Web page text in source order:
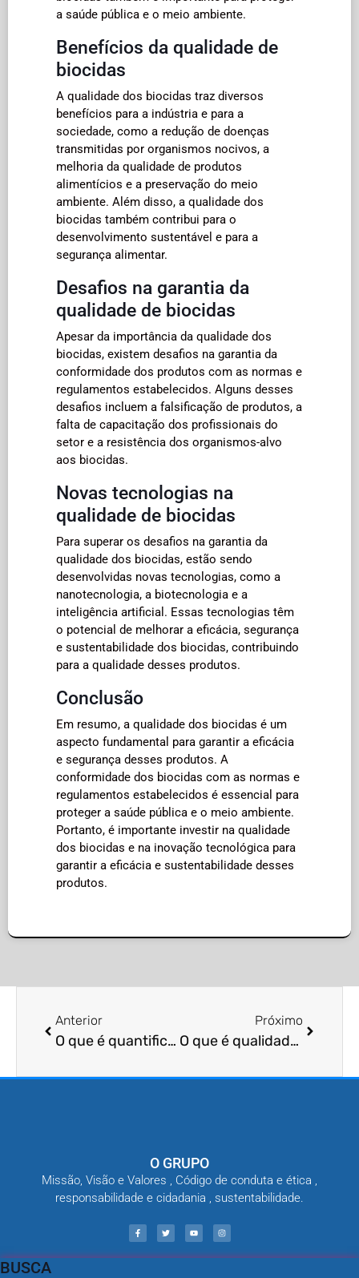
a saúde pública e o meio ambiente.
Benefícios da qualidade de
biocidas
A qualidade dos biocidas traz diversos
benefícios para a indústria e para a
sociedade, como a redução de doenças
transmitidas por organismos nocivos, a
melhoria da qualidade de produtos
alimentícios e a preservação do meio
ambiente. Além disso, a qualidade dos
biocidas também contribui para o
desenvolvimento sustentável e para a
segurança alimentar.
Desafios na garantia da
qualidade de biocidas
Apesar da importância da qualidade dos
biocidas, existem desafios na garantia da
conformidade dos produtos com as normas e
regulamentos estabelecidos. Alguns desses
desafios incluem a falsificação de produtos, a
falta de capacitação dos profissionais do
setor e a resistência dos organismos-alvo
aos biocidas.
Novas tecnologias na
qualidade de biocidas
Para superar os desafios na garantia da
qualidade dos biocidas, estão sendo
desenvolvidas novas tecnologias, como a
nanotecnologia, a biotecnologia e a
inteligência artificial. Essas tecnologias têm
o potencial de melhorar a eficácia, segurança
e sustentabilidade dos biocidas, contribuindo
para a qualidade desses produtos.
Conclusão
Em resumo, a qualidade dos biocidas é um
aspecto fundamental para garantir a eficácia
e segurança desses produtos. A
conformidade dos biocidas com as normas e
regulamentos estabelecidos é essencial para
proteger a saúde pública e o meio ambiente.
Portanto, é importante investir na qualidade
dos biocidas e na inovação tecnológica para
garantir a eficácia e sustentabilidade desses
produtos.
Anterior
O que é quantificação de infestações?
Próximo
O que é qualidade de repelentes?
O GRUPO
Missão, Visão e Valores , Código de conduta e ética ,
responsabilidade e cidadania , sustentabilidade.
BUSCA